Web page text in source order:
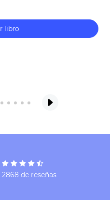
mientras buscan
y soleadas,
libro
2868 de reseñas